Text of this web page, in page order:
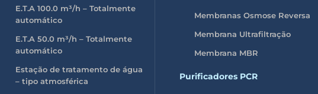
E.T.A 100.0 m³/h – Totalmente
automático
E.T.A 50.0 m³/h – Totalmente
automático
Estação de tratamento de água
– tipo atmosférica
Membranas Osmose Reversa
Membrana Ultrafiltração
Membrana MBR
Purificadores PCR